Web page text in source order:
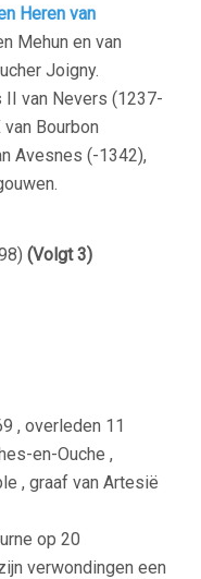
Heren van
Mehun en van
Joigny.
II van Nevers (1237-
Bourbon
Avesnes (-1342),
(Volgt 3)
, overleden 11
en-Ouche ,
, graaf van Artesië
op 20
verwondingen een